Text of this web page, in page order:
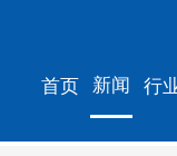
首页 新闻 行